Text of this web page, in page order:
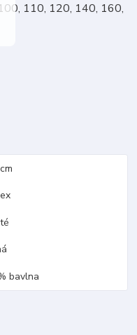
110, 120, 140, 160,
bavlna